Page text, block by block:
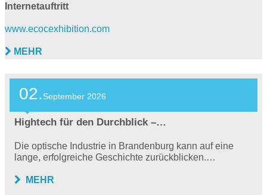
Internetauftritt
www.ecocexhibition.com
MEHR
02.September 2026
Hightech für den Durchblick –…
Die optische Industrie in Brandenburg kann auf eine
lange, erfolgreiche Geschichte zurückblicken.…
MEHR